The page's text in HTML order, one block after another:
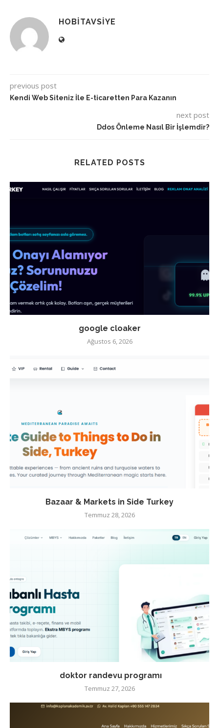
HOBITAVSIYE
previous post
Kendi Web Siteniz İle E-ticaretten Para Kazanın
next post
Ddos Önleme Nasıl Bir İşlemdir?
RELATED POSTS
google cloaker
Ağustos 6, 2026
Bazaar & Markets in Side Turkey
Temmuz 28, 2026
doktor randevu programı
Temmuz 27, 2026